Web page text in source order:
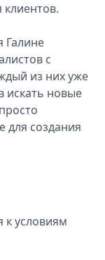
клиентов.
Галине
с
из них уже
искать новые
для создания
к условиям